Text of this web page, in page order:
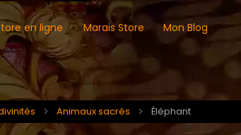
en ligne Marais Store Mon Blog
Animaux sacrés Éléphant